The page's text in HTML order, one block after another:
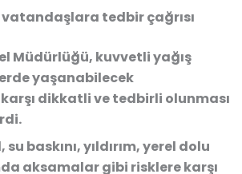
tedbir çağrısı
Müdürlüğü, kuvvetli yağış
yaşanabilecek
dikkatli ve tedbirli olunması
baskını, yıldırım, yerel dolu
aksamalar gibi risklere karşı